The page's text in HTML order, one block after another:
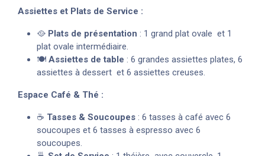
Assiettes et Plats de Service :
🥘 Plats de présentation : 1 grand plat ovale et 1
plat ovale intermédiaire.
🍽️ Assiettes de table : 6 grandes assiettes plates, 6
assiettes à dessert et 6 assiettes creuses.
Espace Café & Thé :
☕ Tasses & Soucoupes : 6 tasses à café avec 6
soucoupes et 6 tasses à espresso avec 6
soucoupes.